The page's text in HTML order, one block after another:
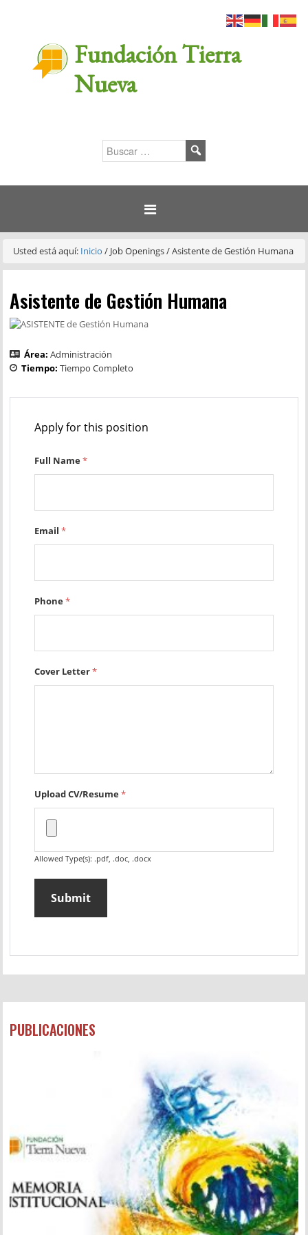
Fundación Tierra
Nueva
Usted está aquí: Inicio/ Job Openings/Asistente de Gestión Humana
Asistente de Gestión Humana
Área:Administración
Tiempo:Tiempo Completo
Apply for this position
Full Name*
Email*
Phone*
Cover Letter*
Upload CV/Resume*
Allowed Type(s): .pdf, .doc, .docx
PUBLICACIONES